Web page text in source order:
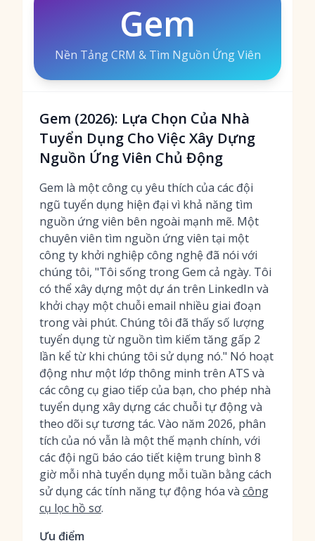
Gem
Nền Tảng CRM & Tìm Nguồn Ứng Viên
Gem (2026): Lựa Chọn Của Nhà
Tuyển Dụng Cho Việc Xây Dựng
Nguồn Ứng Viên Chủ Động
Gem là một công cụ yêu thích của các đội
ngũ tuyển dụng hiện đại vì khả năng tìm
nguồn ứng viên bên ngoài mạnh mẽ. Một
chuyên viên tìm nguồn ứng viên tại một
công ty khởi nghiệp công nghệ đã nói với
chúng tôi, "Tôi sống trong Gem cả ngày. Tôi
có thể xây dựng một dự án trên LinkedIn và
khởi chạy một chuỗi email nhiều giai đoạn
trong vài phút. Chúng tôi đã thấy số lượng
tuyển dụng từ nguồn tìm kiếm tăng gấp 2
lần kể từ khi chúng tôi sử dụng nó." Nó hoạt
động như một lớp thông minh trên ATS và
các công cụ giao tiếp của bạn, cho phép nhà
tuyển dụng xây dựng các chuỗi tự động và
theo dõi sự tương tác. Vào năm 2026, phân
tích của nó vẫn là một thế mạnh chính, với
các đội ngũ báo cáo tiết kiệm trung bình 8
giờ mỗi nhà tuyển dụng mỗi tuần bằng cách
sử dụng các tính năng tự động hóa và công
cụ lọc hồ sơ.
Ưu điểm